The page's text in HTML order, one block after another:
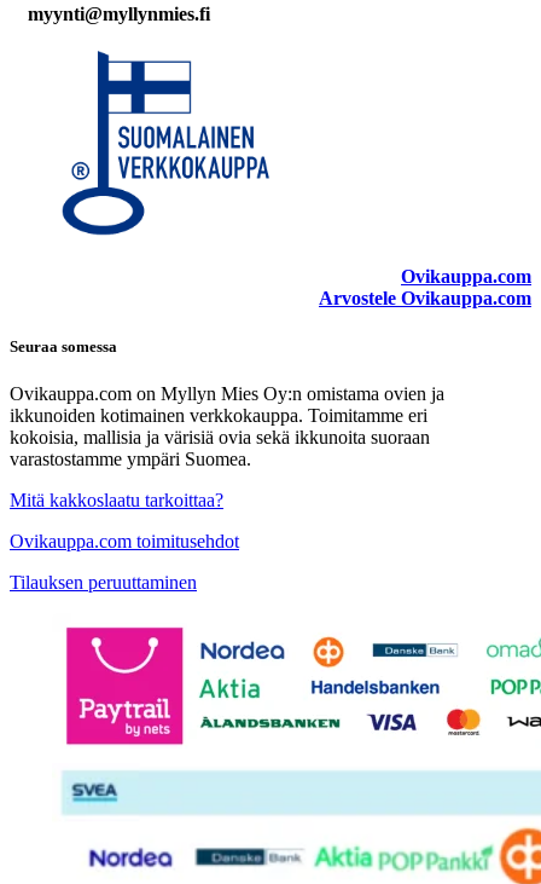
myynti@myllynmies.fi
Ovikauppa.com
Arvostele Ovikauppa.com
Seuraa somessa
Ovikauppa.com on Myllyn Mies Oy:n omistama ovien ja
ikkunoiden kotimainen verkkokauppa. Toimitamme eri
kokoisia, mallisia ja värisiä ovia sekä ikkunoita suoraan
varastostamme ympäri Suomea.
Mitä kakkoslaatu tarkoittaa?
Ovikauppa.com toimitusehdot
Tilauksen peruuttaminen